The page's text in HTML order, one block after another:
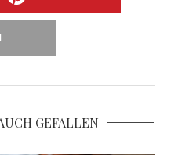
GEFALLEN